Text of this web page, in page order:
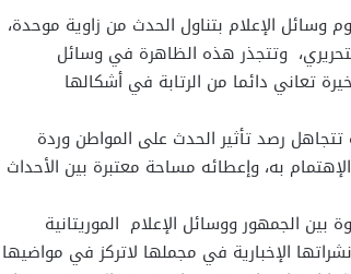
الإعلام بتناول الحدث من زاوية موحدة،
وتتجذر هذه الظاهرة في وسائل
تعاني دائما من الرتابة في أشكالها
رصد تأثير الحدث على المواطن وردة
به، وإعطائه مساحة معتبرة بين الأحداث
الجمهور ووسائل الإعلام الموريتانية
الإخبارية في مجملها لاتركز في مواضيها